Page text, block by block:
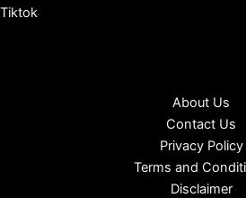
Tiktok
About Us
Contact Us
Privacy Policy
Terms and
Disclaimer